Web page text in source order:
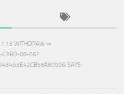
WITHDRAW ⇒
CARD-08-06?
SAYS: